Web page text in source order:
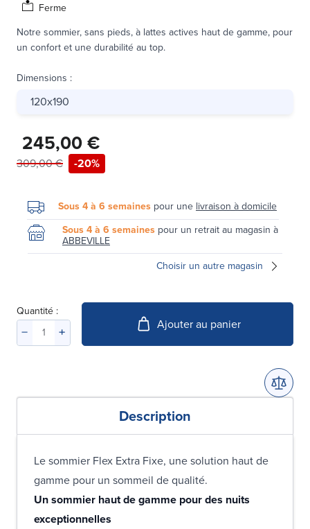
Ferme
Notre sommier, sans pieds, à lattes actives haut de gamme, pour
un confort et une durabilité au top.
Dimensions :
120x190
245,00 €
309,00 € -20%
Sous 4 à 6 semaines pour unelivraison à domicile
Sous 4 à 6 semaines pour un retrait au magasin à
ABBEVILLE
Choisir un autre magasin
Quantité :
Ajouter au panier
Description
Le sommier Flex Extra Fixe, une solution haut de
gamme pour un sommeil de qualité.
Un sommier haut de gamme pour des nuits
exceptionnelles